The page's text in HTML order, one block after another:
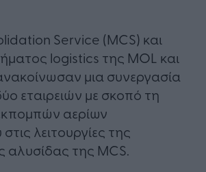
Service (MCS) και
logistics της MOL και
μια συνεργασία
εταιρειών με σκοπό τη
αερίων
λειτουργίες της
αλυσίδας της MCS.